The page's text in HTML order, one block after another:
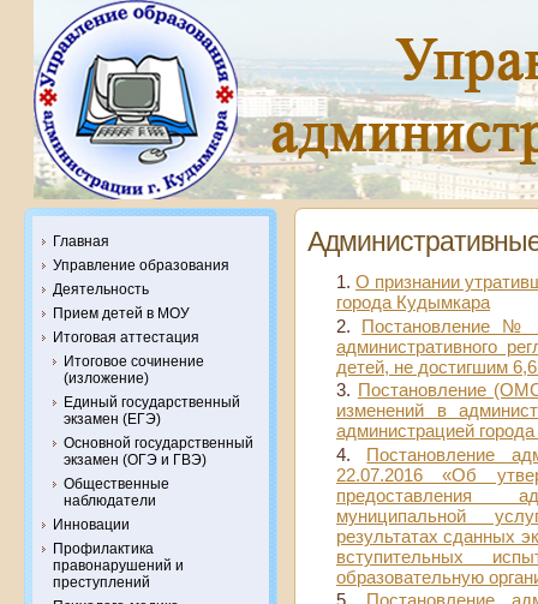
Главная
Управление образования
Деятельность
Прием детей в МОУ
Итоговая аттестация
Итоговое сочинение
(изложение)
Единый государственный
экзамен (ЕГЭ)
Основной государственный
экзамен (ОГЭ и ГВЭ)
Общественные
наблюдатели
Инновации
Профилактика
правонарушений и
преступлений
О признании
города Кудымкара
Постановление №
административного
детей, не достигшим
Постановление
изменений в
администрацией
Постановление
22.07.2016 «Об
предоставления
муниципальной
результатах сданных
вступительных
образовательную